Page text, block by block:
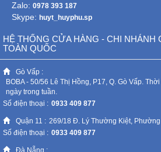
Zalo: 0978 393 187
Skype: huyt_huyphu.sp
HỆ THỐNG CỬA HÀNG - CHI NHÁNH
TOÀN QUỐC
Gò Vấp :
BOBA - 50/56 Lê Thị Hồng, P17, Q. Gò Vấp.
ngày trong tuần.
Số điện thoại : 0933 409 877
Quận 11 : 269/18 Đ. Lý Thường Kiệt,
Số điện thoại : 0933 409 877